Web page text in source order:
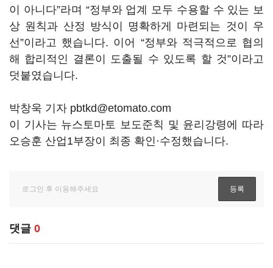
이 아니다”라며 “정부와 업계 모두 수용할 수 있는 보
상 원칙과 산정 방식이 명확하게 마련되는 것이 우
선”이라고 했습니다. 이어 “정부와 적극적으로 협의
해 합리적인 결론이 도출될 수 있도록 할 것”이라고
덧붙였습니다.
박창욱 기자 pbtkd@etomato.com
이 기사는 뉴스토마토 보도준칙 및 윤리강령에 따라
오승훈 산업1부장이 최종 확인·수정했습니다.
댓글 0